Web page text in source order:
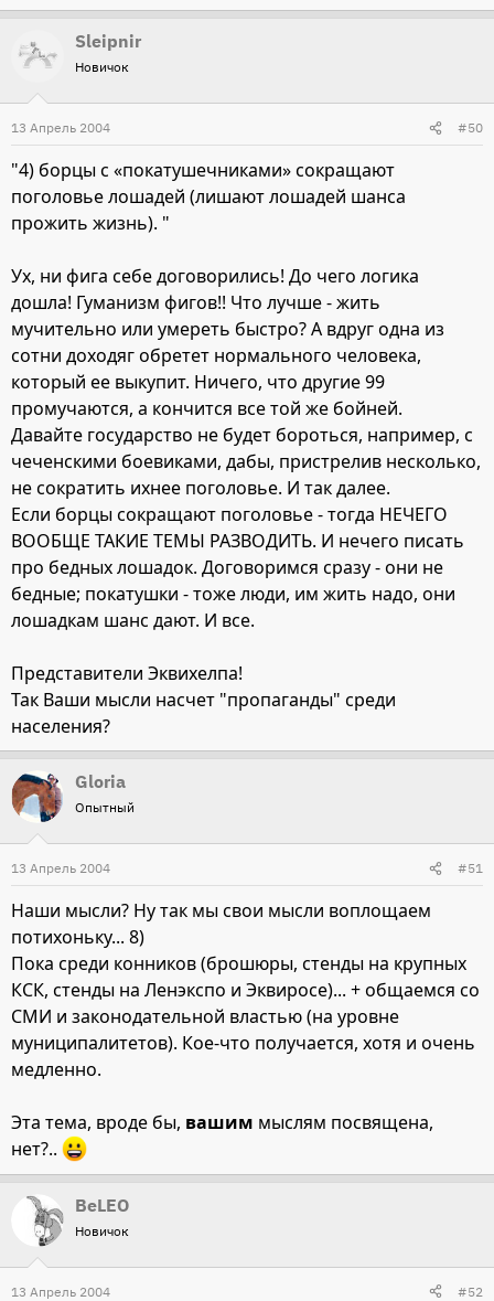
Sleipnir
Новичок
13 Апрель 2004 #50
"4) борцы с «покатушечниками» сокращают
поголовье лошадей (лишают лошадей шанса
прожить жизнь). "
Ух, ни фига себе договорились! До чего логика
дошла! Гуманизм фигов!! Что лучше - жить
мучительно или умереть быстро? А вдруг одна из
сотни доходяг обретет нормального человека,
который ее выкупит. Ничего, что другие 99
промучаются, а кончится все той же бойней.
Давайте государство не будет бороться, например, с
чеченскими боевиками, дабы, пристрелив несколько,
не сократить ихнее поголовье. И так далее.
Если борцы сокращают поголовье - тогда НЕЧЕГО
ВООБЩЕ ТАКИЕ ТЕМЫ РАЗВОДИТЬ. И нечего писать
про бедных лошадок. Договоримся сразу - они не
бедные; покатушки - тоже люди, им жить надо, они
лошадкам шанс дают. И все.
Представители Эквихелпа!
Так Ваши мысли насчет "пропаганды" среди
населения?
Gloria
Опытный
13 Апрель 2004 #51
Наши мысли? Ну так мы свои мысли воплощаем
потихоньку... 8)
Пока среди конников (брошюры, стенды на крупных
КСК, стенды на Ленэкспо и Эквиросе)... + общаемся со
СМИ и законодательной властью (на уровне
муниципалитетов). Кое-что получается, хотя и очень
медленно.
Эта тема, вроде бы, вашим мыслям посвящена,
нет?..
BeLEO
Новичок
13 Апрель 2004 #52